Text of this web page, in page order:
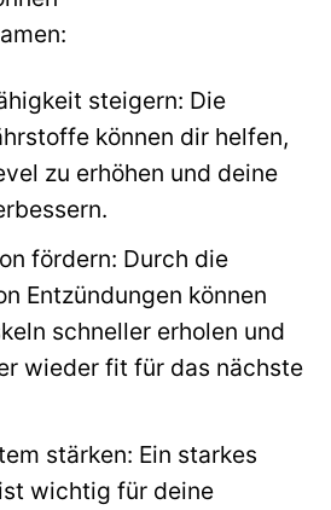
steigern: Die
können dir helfen,
zu erhöhen und deine
fördern: Durch die
Entzündungen können
schneller erholen und
wieder fit für das nächste
stärken: Ein starkes
wichtig für deine